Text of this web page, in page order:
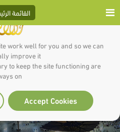
work well for you and so we can
improve it.
to keep the site functioning are
on
Accept Cookies
القائمة
تابع